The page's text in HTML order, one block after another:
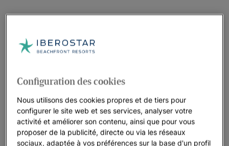
Configuration des cookies
Nous utilisons des cookies propres et de tiers pour
configurer le site web et ses services, analyser votre
activité et améliorer son contenu, ainsi que pour vous
proposer de la publicité, directe ou via les réseaux
sociaux, adaptée à vos préférences sur la base d'un profil